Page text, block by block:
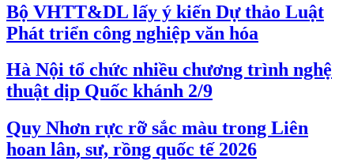
Bộ VHTT&DL lấy ý kiến Dự thảo Luật
Phát triển công nghiệp văn hóa
Hà Nội tổ chức nhiều chương trình nghệ
thuật dịp Quốc khánh 2/9
Quy Nhơn rực rỡ sắc màu trong Liên
hoan lân, sư, rồng quốc tế 2026